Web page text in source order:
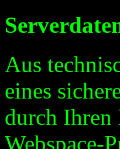
Aus
eines
durch Ihren
Webspace-